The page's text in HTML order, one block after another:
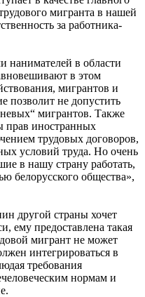
мигранта в нашей
за работника-
в области
в этом
мигрантов и
позволит не допустить
мигрантов. Также
прав иностранных
трудовых договоров,
условий труда. Но очень
в нашу страну работать,
белорусского общества»,
другой страны хочет
ему предоставлена такая
мигрант не может
интегрироваться в
требования
нормам и